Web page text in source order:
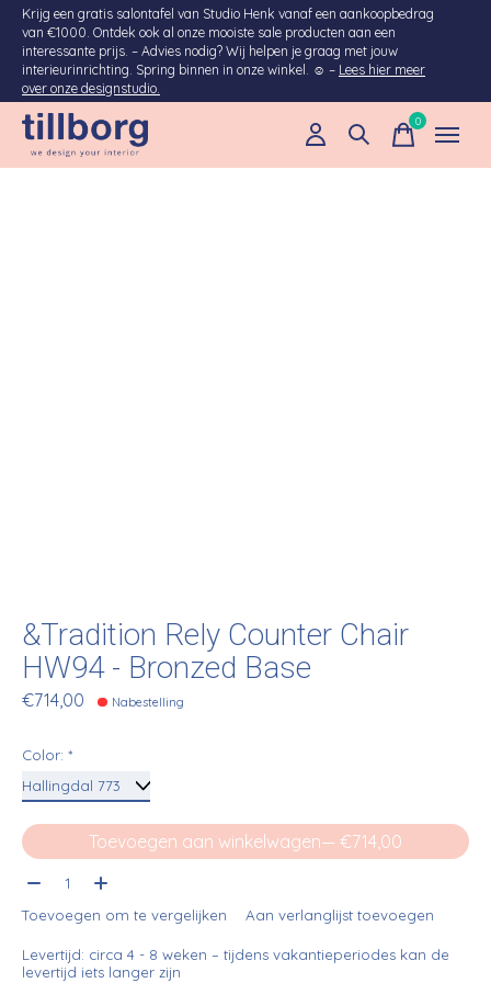
Krijg een gratis salontafel van Studio Henk vanaf een aankoopbedrag
van €1000. Ontdek ook al onze mooiste sale producten aan een
interessante prijs. – Advies nodig? Wij helpen je graag met jouw
interieurinrichting. Spring binnen in onze winkel. ☺ – Lees hier meer
over onze designstudio.
0items
&Tradition Rely Counter Chair
HW94 - Bronzed Base
€714,00 Nabestelling
Color: *
Toevoegen aan winkelwagen
— €714,00
Aantal:
Toevoegen om te vergelijken Aan verlanglijst toevoegen
Levertijd: circa 4 - 8 weken – tijdens vakantieperiodes kan de
levertijd iets langer zijn